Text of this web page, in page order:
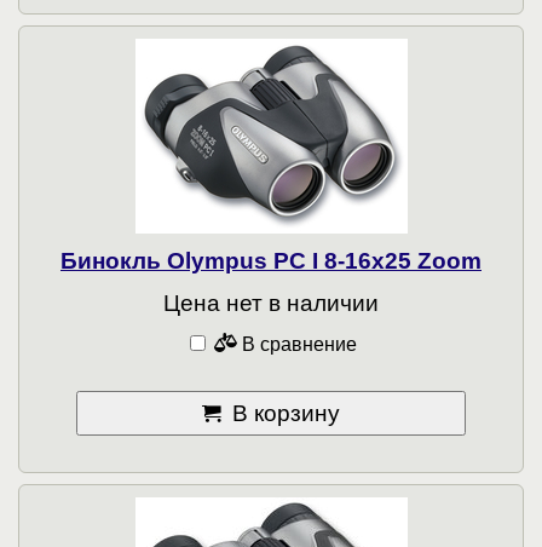
Бинокль Olympus PC I 8-16x25 Zoom
Цена нет в наличии
В сравнение
В корзину